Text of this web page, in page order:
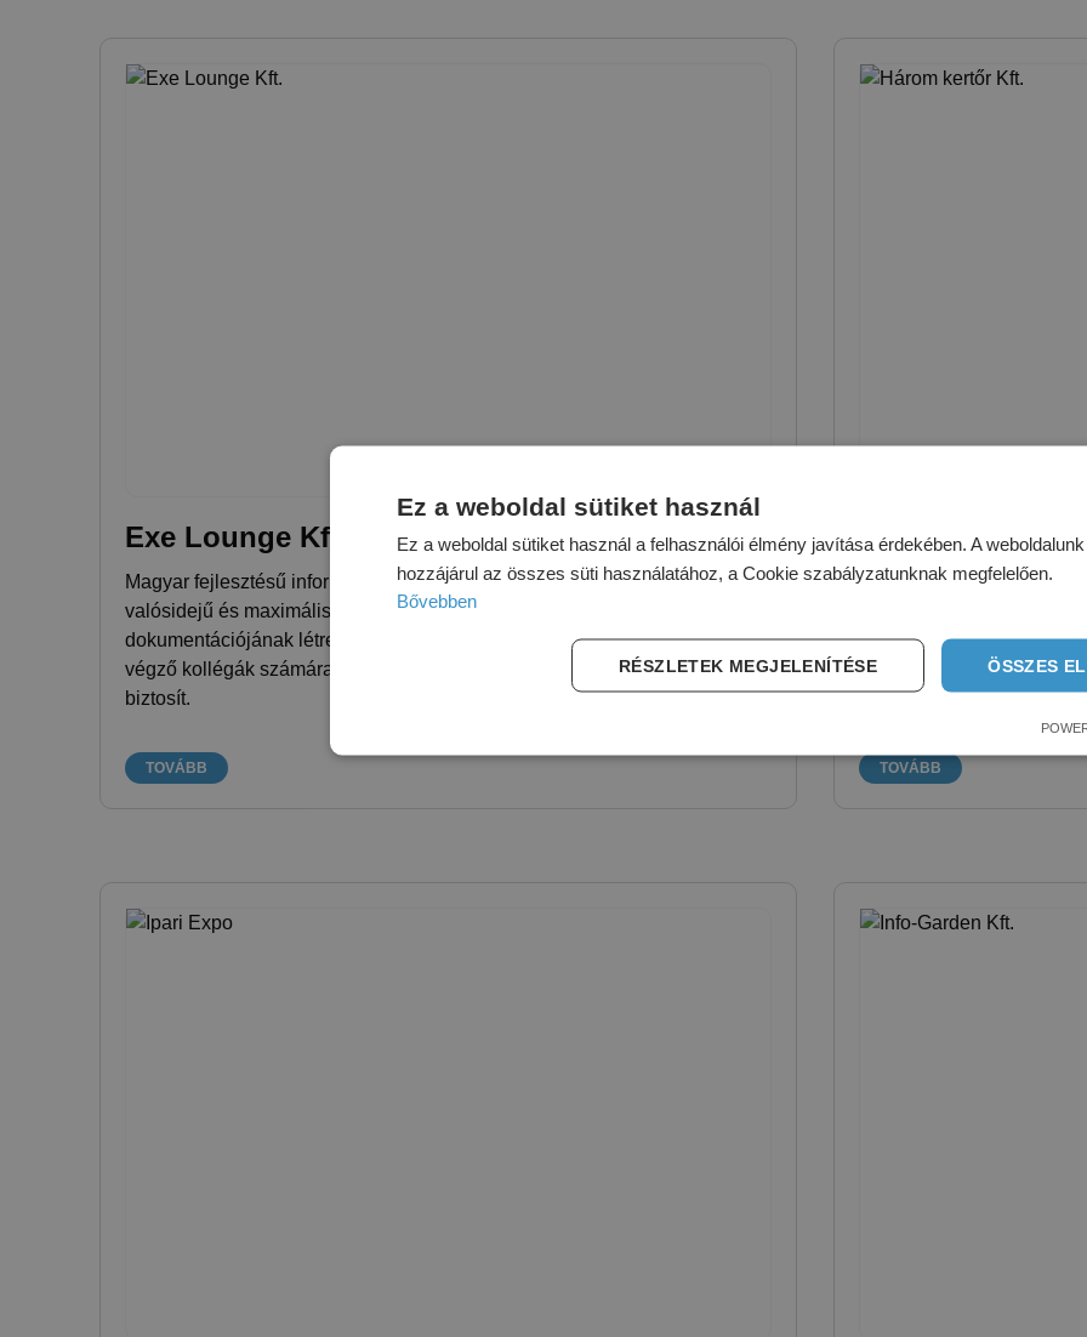
Exe Lounge Kft.
Magyar fejlesztésű informatikai alkalmazás, mely a közterületi üzemeltetés
valósidejű és maximálisan nyomon követhető, részletes helyszíni
dokumentációjának létrehozását támogatja. A karbantartást, üzemeltetést
végző kollégák számára egyszerűen kezelhető, gyors mobil megoldást
biztosít.
TOVÁBB
Három kertőr
Kültéri fitness eszközeik
edzőgépek minden
lehetőséget,
kombinálásával.
helyszíneivé válnak.
TOVÁBB
Ez a weboldal sütiket használ
Ez a weboldal sütiket használ a felhasználói élmény javítása érdekében. A
hozzájárul az összes süti használatához, a Cookie szabályzatunknak megfelelően.
Bővebben
ÖSSZES
RÉSZLETEK MEGJELENÍTÉSE